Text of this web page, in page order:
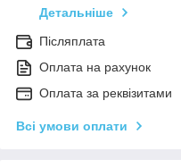
Детальніше
Післяплата
Оплата на рахунок
Оплата за реквізитами
Всі умови оплати